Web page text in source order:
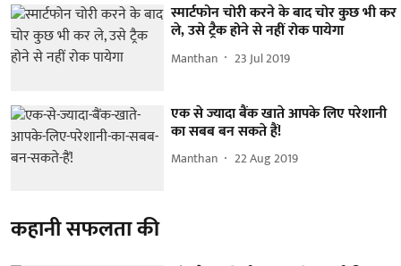
स्मार्टफोन चोरी करने के बाद चोर कुछ भी कर
ले, उसे ट्रैक होने से नहीं रोक पायेगा
Manthan 23 Jul 2019
एक से ज्यादा बैंक खाते आपके लिए परेशानी
का सबब बन सकते हैं!
Manthan 22 Aug 2019
कहानी सफलता की